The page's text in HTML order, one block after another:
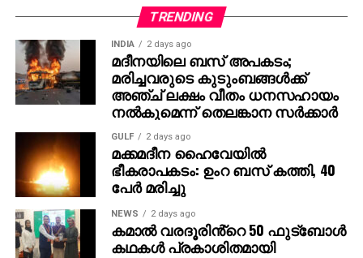
പ്രോസസ്സിംഗ് ഫീസ് എന്ന പേരില്‍ പണം അടയ്ക്കാനും
ആവശ്യപ്പെടുന്നതാണ് സാധാരണ രീതി. ചിലര്‍
മാല്‍വെയര്‍ ഇന്‍സ്റ്റാള്‍ ചെയ്യാനോ ഡാറ്റ
മോഷ്ടിക്കാനോ ലക്ഷ്യമിട്ടുള്ള വ്യാജ അഭിമുഖ
സോഫ്റ്റ്‌വെയറുകളും അയക്കുന്നു. ഇത്തരം തട്ടിപ്പുകള്‍
വ്യക്തികള്‍ക്കും സ്ഥാപനങ്ങള്‍ക്കും ഗുരുതരമായ
ഭീഷണിയാണെന്ന് ഗൂഗിള്‍ മുന്നറിയിപ്പ് നല്‍കി.
നിയമാനുസൃത തൊഴിലുടമകള്‍ ഒരിക്കലും സാമ്പത്തിക
വിവരങ്ങളോ പേയ്‌മെന്റെ് ആവശ്യങ്ങളോ
ഉന്നയിക്കില്ലെന്നും ഉപയോക്താക്കള്‍ ഓണ്‍ലൈനില്‍
കൂടുതല്‍ ജാഗ്രത പാലിക്കണമെന്നും ഗൂഗിള്‍
വ്യക്തമാക്കി.
TRENDING
INDIA 2 days ago
മദീനയിലെ ബസ് അപകടം;
മരിച്ചവരുടെ കുടുംബങ്ങള്‍ക്ക്
അഞ്ച് ലക്ഷം വീതം ധനസഹായം
നല്‍കുമെന്ന് തെലങ്കാന സര്‍ക്കാര്‍
GULF 2 days ago
മക്കമദീന ഹൈവേയില്‍
ഭീകരാപകടം: ഉംറ ബസ് കത്തി, 40
പേര്‍ മരിച്ചു
NEWS 2 days ago
കമാൽ വരദൂരിൻ്റെ 50 ഫുട്ബോൾ
കഥകൾ പ്രകാശിതമായി